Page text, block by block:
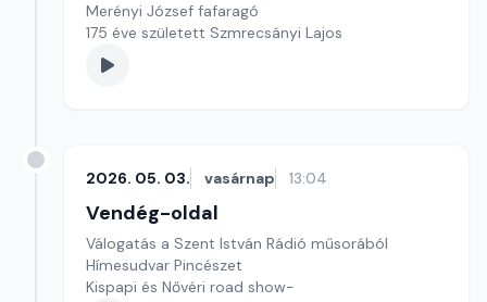
Merényi József fafaragó
175 éve született Szmrecsányi Lajos
2026. 05. 03. vasárnap 13:04
Vendég-oldal
Válogatás a Szent István Rádió műsorából
Hímesudvar Pincészet
Kispapi és Nővéri road show-